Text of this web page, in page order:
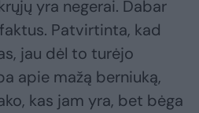
yra negerai. Dabar
Patvirtinta, kad
jau dėl to turėjo
apie mažą berniuką,
kas jam yra, bet bėga